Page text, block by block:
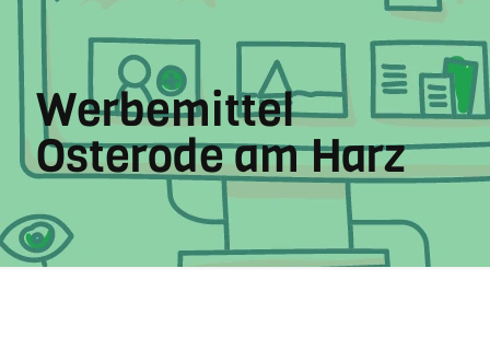
Werbemittel
Osterode am Harz